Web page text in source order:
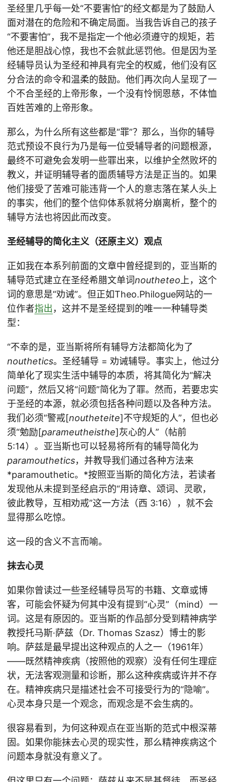
圣经里几乎每一处“不要害怕”的经文都是为了鼓励人
面对潜在的危险和不确定局面。当我告诉自己的孩子
“不要害怕”，我不是指定一个他必须遵守的规矩，若
他还是胆战心惊，我也不会就此惩罚他。但是因为圣
经辅导员认为圣经和神具有完全的权威，他们没有区
分合法的命令和温柔的鼓励。他们再次向人呈现了一
个不合圣经的上帝形象，一个没有怜悯恩慈，不体恤
百姓苦难的上帝形象。
那么，为什么所有这些都是“罪”？那么，当你的辅导
范式预设不良行为乃是每一位受辅导者的问题根源，
最终不可避免会发明一些罪出来，以维护全然败坏的
教义，并证明辅导者的面质辅导方法是正当的。如果
他们接受了苦难可能违背一个人的意志落在某人头上
的事实，他们的整个信仰体系就将分崩离析，整个的
辅导方法也将因此而改变。
圣经辅导的简化主义（还原主义）观点
正如我在本系列前面的文章中曾经提到的，亚当斯的
辅导范式建立在圣经希腊文单词noutheteo 上，这个
词的意思是“劝诫”。但正如Theo.Philogue网站的一
位作者指出 ，这并不是圣经提到的唯一一种辅导类
型：
“不幸的是，亚当斯将所有辅导方法都简化为了
nouthetics。圣经辅导 = 劝诫辅导。事实上，他过分
简单化了现实生活中辅导的本质，将其简化为“解决
问题”，然后又将“问题”简化为了罪。然而，若要忠实
于圣经的本源，就必须包括各种问题以及各种方法。
我们必须“警戒[noutheteite]不守规矩的人”，但也必
须“勉励[parameutheisthe]灰心的人”（帖前
5:14）。亚当斯也可以轻易将所有的辅导简化为
paramouthetics，并教导我们通过各种方法来
*paramouthetic。*按照亚当斯的简化方法，若读者
发现他从未提到圣经启示的“用诗章、颂词、灵歌，
彼此教导，互相劝戒”这一方法（西 3:16），就不会
显得那么吃惊。
这一段的含义不言而喻。
抹去心灵
如果你曾读过一些圣经辅导员写的书籍、文章或博
客，可能会怀疑为何其中没有提到“心灵”（mind）一
词。这是有原因的。亚当斯的作品部分受到精神病学
教授托马斯·萨兹（Dr. Thomas Szasz）博士的影
响。萨兹是最早提出这种观点的人之一（1961年）
——既然精神疾病（按照他的观察）没有任何生理症
状，无法客观测量和诊断，那么这种疾病或许并不存
在。精神疾病只是描述社会不可接受行为的“隐喻”。
心灵本身只是一个观念，而观念是不会生病的。
很容易看到，为何这种观点在亚当斯的范式中根深蒂
固。如果你能抹去心灵的现实性，那么精神疾病这个
问题本身就没有意义了。